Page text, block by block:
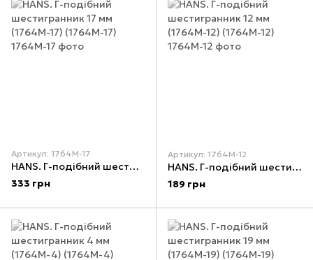
Артикул: 1764М-17
HANS. Г-подібний шестигранник 17 мм (1764M-17) (1764М-17)
333 грн
Артикул: 1764М-12
HANS. Г-подібний шестигранник 12 мм (1764M-12) (1764М-12)
189 грн